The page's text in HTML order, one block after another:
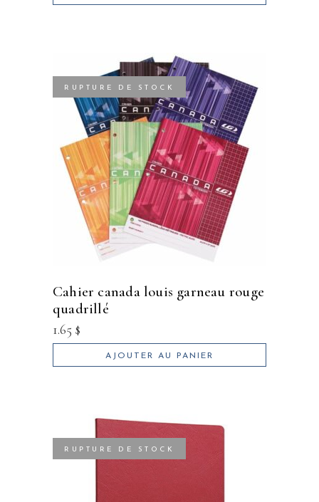
RUPTURE DE STOCK
cahier canada louis garneau rouge
quadrillé
1.65 $
AJOUTER AU PANIER
RUPTURE DE STOCK